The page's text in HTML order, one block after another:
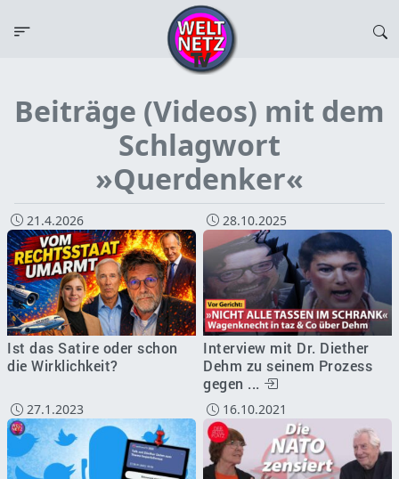
Beiträge (Videos) mit dem
Schlagwort
»Querdenker«
21.4.2026
Ist das Satire oder schon
die Wirklichkeit?
28.10.2025
Interview mit Dr. Diether
Dehm zu seinem Prozess
gegen ...
27.1.2023 16.10.2021